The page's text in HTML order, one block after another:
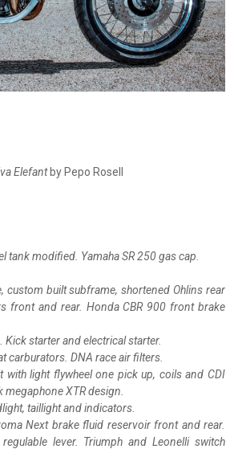
Elefantby Pepo Rosell
tank modified. Yamaha SR 250 gas cap.
built subframe, shortened Ohlins rear
front and rear. Honda CBR 900 front brake
starter and electrical starter.
carburators. DNA race air filters.
light flywheel one pick up, coils and CDI
XTR design.
taillight and indicators.
Next brake fluid reservoir front and rear.
lever. Triumph and Leonelli switch